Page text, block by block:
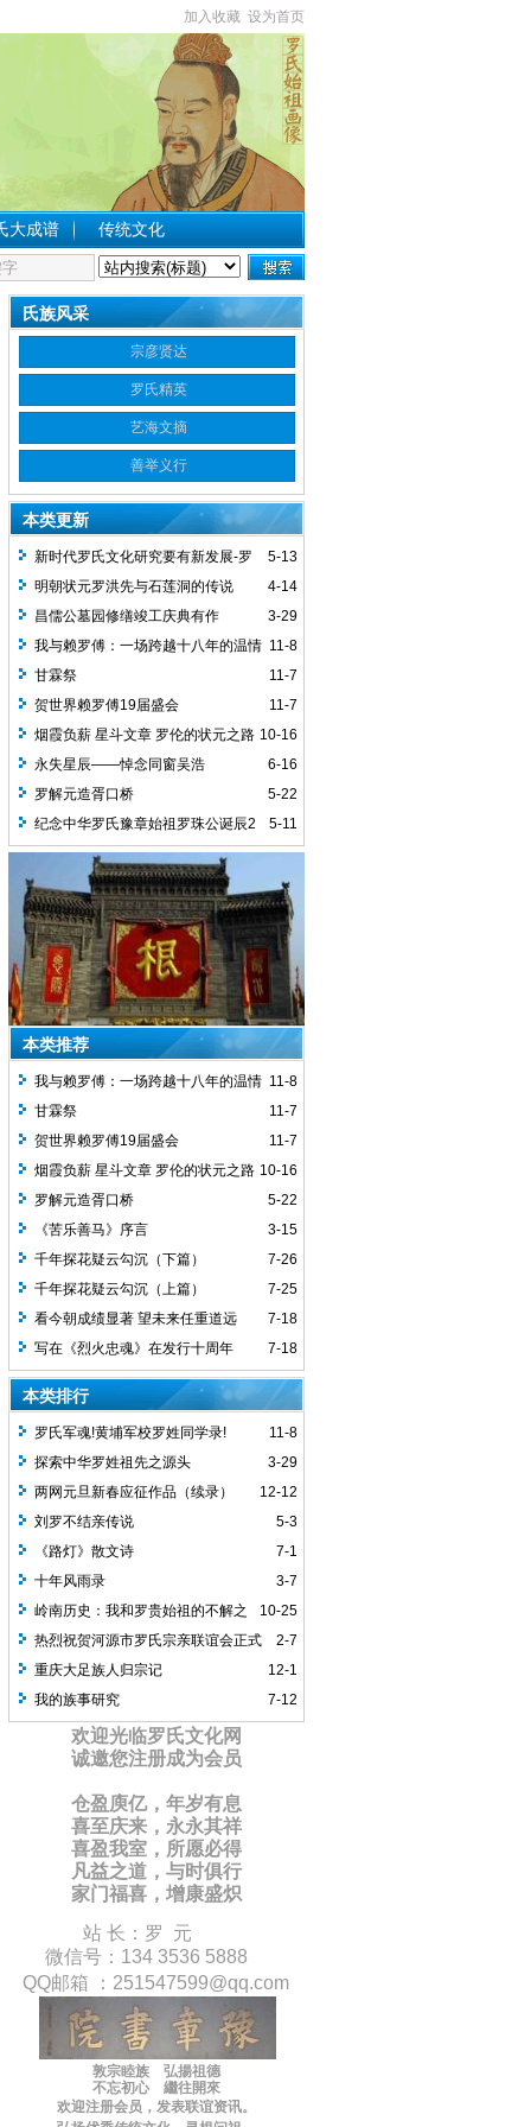
加入收藏 设为首页
大成谱 传统文化
氏族风采
宗彦贤达
罗氏精英
艺海文摘
善举义行
本类更新
5-13
新时代罗氏文化研究要有新发展-罗
义贤
4-14
明朝状元罗洪先与石莲洞的传说
3-29
昌儒公墓园修缮竣工庆典有作
11-8
我与赖罗傅：一场跨越十八年的温情
回望
11-7
甘霖祭
11-7
贺世界赖罗傅19届盛会
10-16
烟霞负薪 星斗文章 罗伦的状元之路
6-16
永失星辰——悼念同窗吴浩
5-22
罗解元造胥口桥
5-11
纪念中华罗氏豫章始祖罗珠公诞辰2
本类推荐
11-8
我与赖罗傅：一场跨越十八年的温情
回望
11-7
甘霖祭
11-7
贺世界赖罗傅19届盛会
10-16
烟霞负薪 星斗文章 罗伦的状元之路
5-22
罗解元造胥口桥
3-15
《苦乐善马》序言
7-26
千年探花疑云勾沉（下篇）
7-25
千年探花疑云勾沉（上篇）
7-18
看今朝成绩显著 望未来任重道远
7-18
写在《烈火忠魂》在发行十周年
本类排行
11-8
罗氏军魂!黄埔军校罗姓同学录!
3-29
探索中华罗姓祖先之源头
12-12
两网元旦新春应征作品（续录）
5-3
刘罗不结亲传说
7-1
《路灯》散文诗
3-7
十年风雨录
10-25
岭南历史：我和罗贵始祖的不解之
缘
2-7
热烈祝贺河源市罗氏宗亲联谊会正式
成立
12-1
重庆大足族人归宗记
7-12
我的族事研究
欢迎光临罗氏文化网
诚邀您注册成为会员
仓盈庾亿，年岁有息
喜至庆来，永永其祥
喜盈我室，所愿必得
凡益之道，与时俱行
家门福喜，增康盛炽
站 长：罗 元
微信号：134 3536 5888
QQ邮箱 ： 251547599@qq.com
敦宗睦族 弘揚祖德
不忘初心 繼往開來
欢迎注册会员， 发表联谊资讯。